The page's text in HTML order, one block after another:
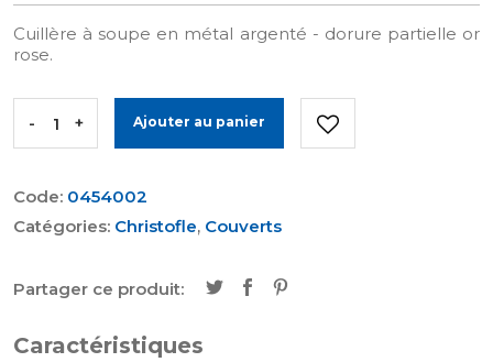
Cuillère à soupe en métal argenté - dorure partielle or
rose.
- + Ajouter au panier
Code: 0454002
Catégories: Christofle, Couverts
Partager ce produit:
Caractéristiques